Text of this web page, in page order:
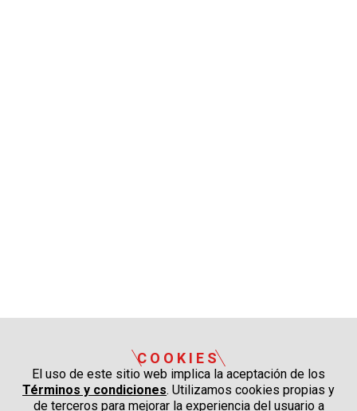
COOKIES
El uso de este sitio web implica la aceptación de los
Términos y condiciones. Utilizamos cookies propias y
de terceros para mejorar la experiencia del usuario a